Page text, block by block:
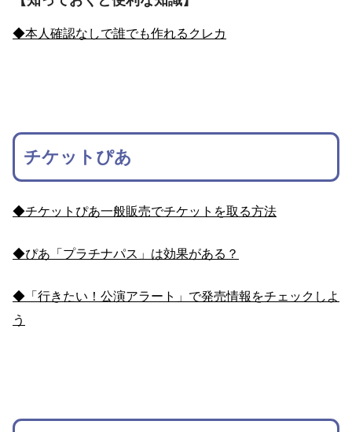
◆本人確認なしで誰でも作れるクレカ
チケットぴあ
◆チケットぴあ一般販売でチケットを取る方法
◆ぴあ「プラチナパス」は効果がある？
◆「行きたい！公演アラート」で発売情報をチェックしよ
う